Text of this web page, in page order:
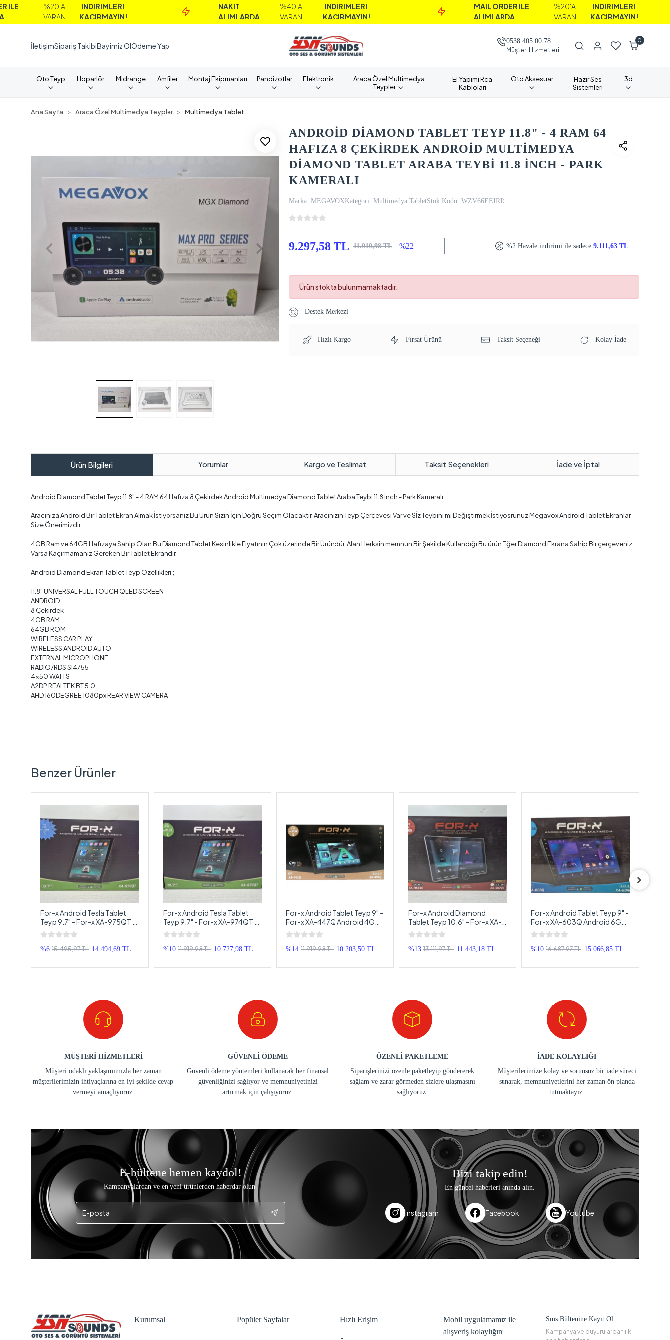
%20'A
VARAN
İNDİRİMLERİ
KAÇIRMAYIN!
NAKİT
ALIMLARDA
%40'A
VARAN
İNDİRİMLERİ
KAÇIRMAYIN!
MAİL ORDER İLE
ALIMLARDA
%20'A
VARAN
İNDİRİMLERİ
KAÇIRMAYIN!
İletişimSipariş TakibiBayimiz OlÖdeme Yap
0538 405 00 78
Müşteri Hizmetleri
0
Oto Teyp Hoparlör Midrange Amfiler Montaj Ekipmanları Pandizotlar Elektronik
Araca Özel Multimedya
Teypler
El Yapımı Rca
Kabloları
Oto Aksesuar
Hazır Ses
Sistemleri
3d
Ana Sayfa Araca Özel Multimedya Teypler Multimedya Tablet
ANDROİD DİAMOND TABLET TEYP 11.8" - 4 RAM 64
HAFIZA 8 ÇEKİRDEK ANDROİD MULTİMEDYA
DİAMOND TABLET ARABA TEYBİ 11.8 İNCH - PARK
KAMERALI
Marka: MEGAVOXKategori: Multimedya TabletStok Kodu: WZV66EEIRR
9.297,58 TL 11.919,98 TL %22 %2 Havale indirimi ile sadece 9.111,63 TL
Ürün stokta bulunmamaktadır.
Destek Merkezi
Hızlı Kargo Fırsat Ürünü Taksit Seçeneği Kolay İade
Ürün Bilgileri Yorumlar Kargo ve Teslimat Taksit Seçenekleri İade ve İptal
Android Diamond Tablet Teyp 11.8" - 4 RAM 64 Hafıza 8 Çekirdek Android Multimedya Diamond Tablet Araba Teybi 11.8 inch - Park Kameralı
Aracınıza Android Bir Tablet Ekran Almak İstiyorsanız Bu Ürün Sizin İçin Doğru Seçim Olacaktır. Aracınızın Teyp Çerçevesi Var ve Sİz Teybini mi Değiştirmek İstiyosrunuz Megavox Android Tablet Ekranlar
Size Önerimizdir.
4GB Ram ve 64GB Hafızaya Sahip Olan Bu Diamond Tablet Kesinlikle Fiyatının Çok üzerinde Bir Üründür. Alan Herksin memnun Bir Şekilde Kullandığı Bu ürün Eğer Diamond Ekrana Sahip Bir çerçeveniz
Varsa Kaçırmamanız Gereken Bir Tablet Ekrandır.
Android Diamond Ekran Tablet Teyp Özellikleri ;
11.8" UNIVERSAL FULL TOUCH QLED SCREEN
ANDROID
8 Çekirdek
4GB RAM
64GB ROM
WIRELESS CAR PLAY
WIRELESS ANDROID AUTO
EXTERNAL MICROPHONE
RADIO/RDS SI4755
4x50 WATTS
A2DP REALTEK BT 5.0
AHD 160DEGREE 1080px REAR VIEW CAMERA
Benzer Ürünler
For-x Android Tesla Tablet
Teyp 9.7" - For-x XA-975QT -
6 RAM 128 Hafıza Android
Multimedya Tesla Tablet Araba
Teybi 9.7 inch - Park Kameralı
%6 15.495,97 TL 14.494,69 TL
For-x Android Tesla Tablet
Teyp 9.7" - For-x XA-974QT -
4 RAM 64 Hafıza Android
Multimedya Tesla Tablet Araba
Teybi 9.7 inch - Park Kameralı
%10 11.919,98 TL 10.727,98 TL
For-x Android Tablet Teyp 9" -
For-x XA-447Q Android 4GB
Ram 64GB Hafıza Ön ve Arka
kameralı Multimedya Tablet
Araba Teybi
%14 11.919,98 TL 10.203,50 TL
For-x Android Diamond
Tablet Teyp 10.6" - For-x XA-
4561K - 4 RAM 64 Hafıza
Android Multimedya Diamond
Tablet Araba Teybi 10.6 inch
%13 13.111,97 TL 11.443,18 TL
For-x Android Tablet Teyp 9" -
For-x XA-603Q Android 6GB
Ram 128GB Hafıza
Multimedya Tablet Araba
Teybi - Park Kameralı
%10 16.687,97 TL 15.066,85 TL
MÜŞTERİ HİZMETLERİ
Müşteri odaklı yaklaşımımızla her zaman
müşterilerimizin ihtiyaçlarına en iyi şekilde cevap
vermeyi amaçlıyoruz.
GÜVENLİ ÖDEME
Güvenli ödeme yöntemleri kullanarak her finansal
güvenliğinizi sağlıyor ve memnuniyetinizi
artırmak için çalışıyoruz.
ÖZENLİ PAKETLEME
Siparişlerinizi özenle paketleyip göndererek
sağlam ve zarar görmeden sizlere ulaşmasını
sağlıyoruz.
İADE KOLAYLIĞI
Müşterilerimize kolay ve sorunsuz bir iade süreci
sunarak, memnuniyetlerini her zaman ön planda
tutmaktayız.
E-bültene hemen kaydol!
Kampanyalardan ve en yeni ürünlerden haberdar olun.
Bizi takip edin!
En güncel haberleri anında alın.
Instagram Facebook Youtube
Kurumsal Popüler Sayfalar Hızlı Erişim
Mobil uygulamamız ile
alışveriş kolaylığını
Sms Bültenine Kayıt Ol
Kampanya ve duyurulardan ilk